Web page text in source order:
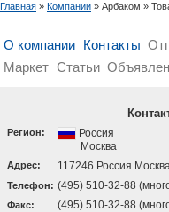
Главная » Компании » Арбаком »
О компании Контакты
Маркет Статьи
Регион:
Россия
Москва
Адрес: 117246 Россия
Телефон: (495) 510-32-88
Факс: (495) 510-32-88